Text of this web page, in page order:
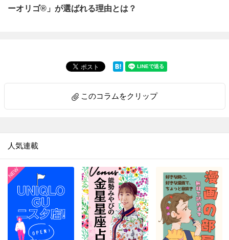
ーオリゴ®」が選ばれる理由とは？
このコラムをクリップ
人気連載